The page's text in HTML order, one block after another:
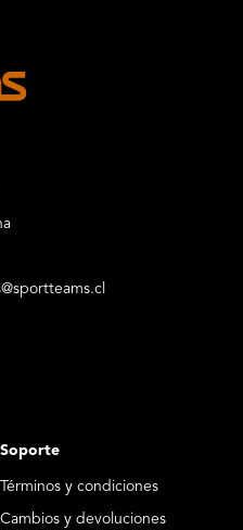
Soporte
Términos y condiciones
Cambios y devoluciones